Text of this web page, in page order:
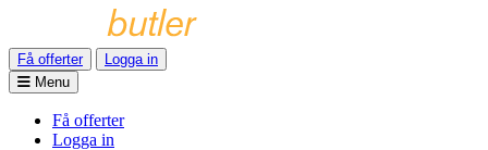
Få offerter
Logga in
Menu
Få offerter
Logga in